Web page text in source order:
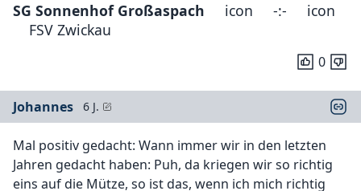
SG Sonnenhof Großaspach icon -:- icon
FSV Zwickau
0
Johannes 6 J.
Mal positiv gedacht: Wann immer wir in den letzten
Jahren gedacht haben: Puh, da kriegen wir so richtig
eins auf die Mütze, so ist das, wenn ich mich richtig